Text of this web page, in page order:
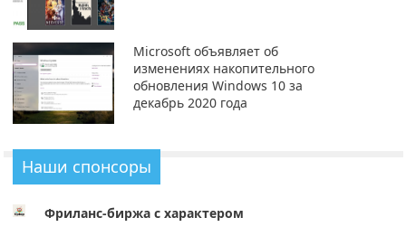
Microsoft объявляет об
изменениях накопительного
обновления Windows 10 за
декабрь 2020 года
Наши спонсоры
Фриланс-биржа с характером